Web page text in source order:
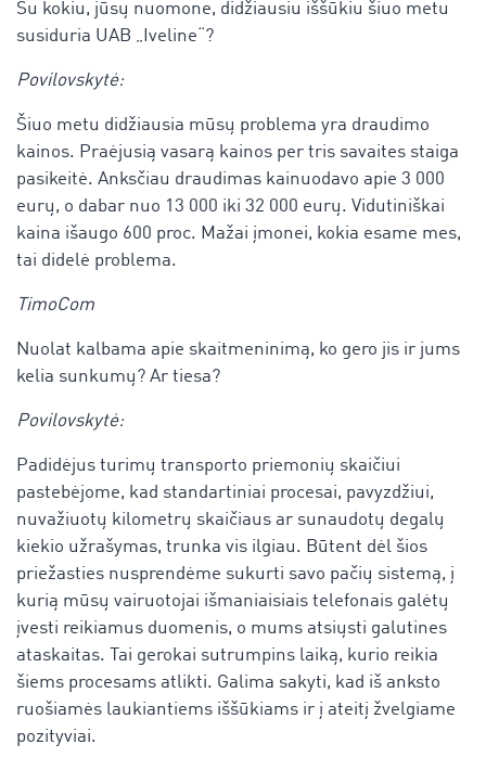
Su kokiu, jūsų nuomone, didžiausiu iššūkiu šiuo metu
susiduria UAB „Iveline“?
Povilovskytė:
Šiuo metu didžiausia mūsų problema yra draudimo
kainos. Praėjusią vasarą kainos per tris savaites staiga
pasikeitė. Anksčiau draudimas kainuodavo apie 3 000
eurų, o dabar nuo 13 000 iki 32 000 eurų. Vidutiniškai
kaina išaugo 600 proc. Mažai įmonei, kokia esame mes,
tai didelė problema.
TimoCom
Nuolat kalbama apie skaitmeninimą, ko gero jis ir jums
kelia sunkumų? Ar tiesa?
Povilovskytė:
Padidėjus turimų transporto priemonių skaičiui
pastebėjome, kad standartiniai procesai, pavyzdžiui,
nuvažiuotų kilometrų skaičiaus ar sunaudotų degalų
kiekio užrašymas, trunka vis ilgiau. Būtent dėl šios
priežasties nusprendėme sukurti savo pačių sistemą, į
kurią mūsų vairuotojai išmaniaisiais telefonais galėtų
įvesti reikiamus duomenis, o mums atsiųsti galutines
ataskaitas. Tai gerokai sutrumpins laiką, kurio reikia
šiems procesams atlikti. Galima sakyti, kad iš anksto
ruošiamės laukiantiems iššūkiams ir į ateitį žvelgiame
pozityviai.